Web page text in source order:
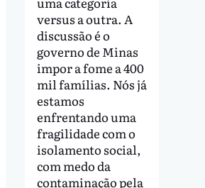
versus a outra. A
discussão é o
governo de Minas
impor a fome a 400
mil famílias. Nós já
estamos
enfrentando uma
fragilidade com o
isolamento social,
com medo da
contaminação pela